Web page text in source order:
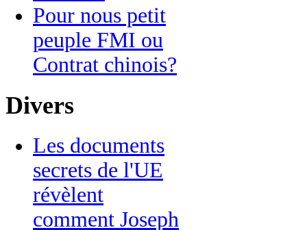
Pour nous petit
peuple FMI ou
Contrat chinois?
Divers
Les documents
secrets de l'UE
révèlent
comment Joseph